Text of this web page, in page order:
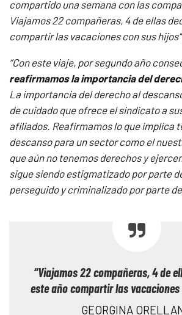
compartido una semana con las
Viajamos 22 compañeras, 4 de ellas
compartir las vacaciones con sus
“Con este viaje, por segundo año
reafirmamos la importancia del
La importancia del derecho al
de cuidado que ofrece el sindicato a
afiliados. Reafirmamos lo queimplica
descanso para un sector como el
que aún no tenemos derechos y
sigue siendo estigmatizado por parte
perseguido y criminalizado por parte
“Viajamos 22 compañeras, 4 de
este año compartir las
GEORGINA